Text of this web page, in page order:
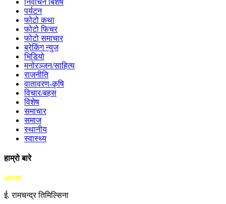
पर्यटन
फोटो कथा
फोटो फिचर
फोटो समाचार
ब्रेकिंग न्युज
भिडियो
मनोरञ्जन/साहित्य
राजनीति
वातावरण-कृषि
विचार/बहस
विशेष
समाचार
समाज
स्थानीय
स्वास्थ्य
हाम्रो बारे
अध्यक्ष
ई. रामचन्द्र तिमिल्सिना